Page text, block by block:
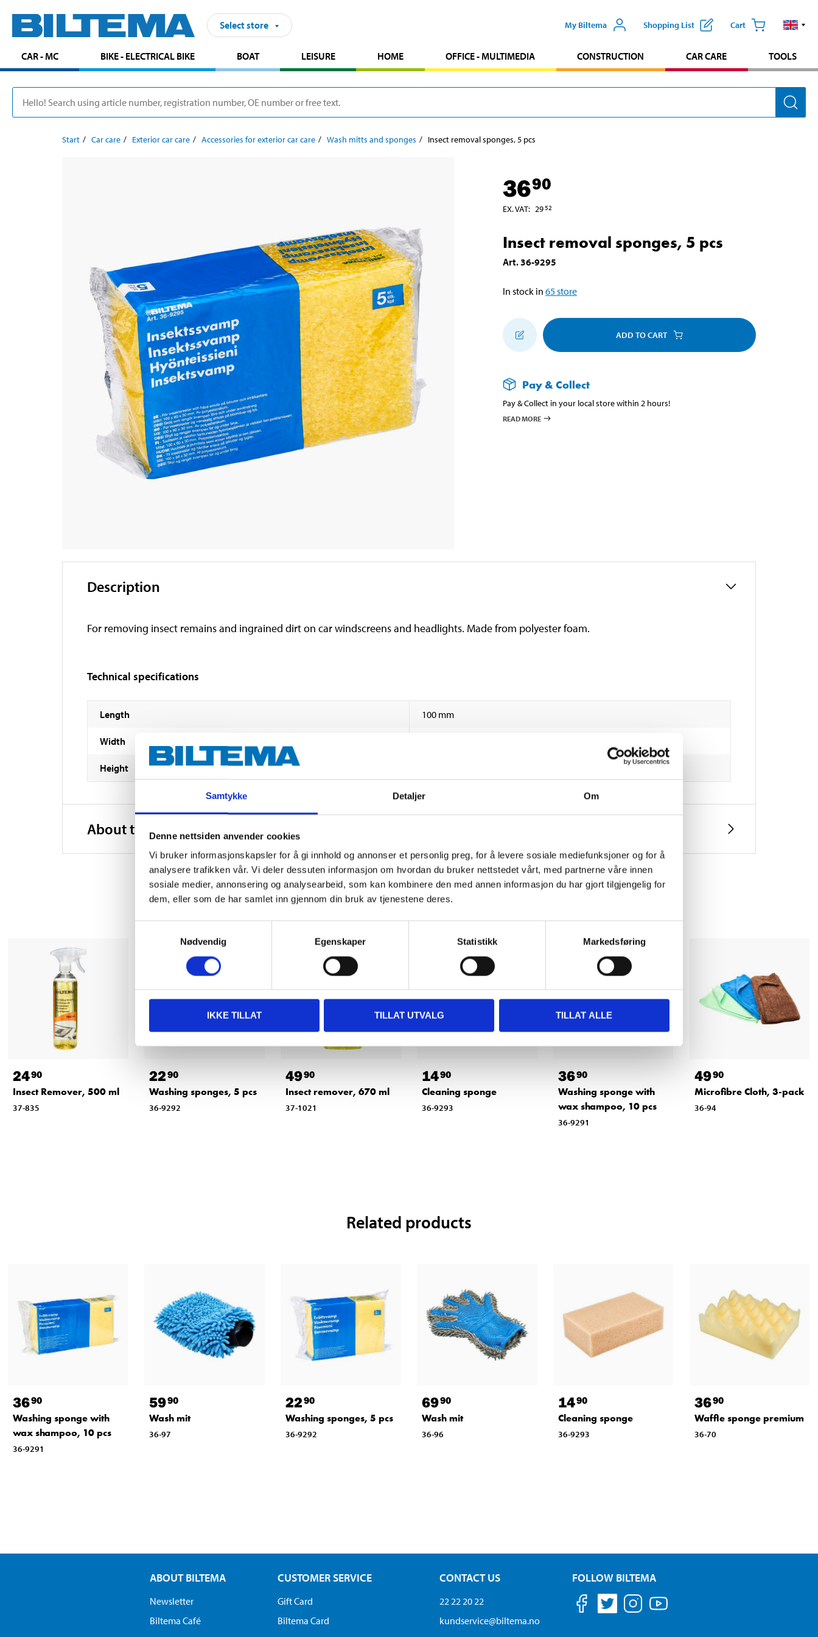
Samtykke Detaljer Om
Denne nettsiden anvender cookies
Vi bruker informasjonskapsler for å gi innhold og annonser et personlig preg, for å levere sosiale mediefunksjoner og for å
analysere trafikken vår. Vi deler dessuten informasjon om hvordan du bruker nettstedet vårt, med partnerne våre innen
sosiale medier, annonsering og analysearbeid, som kan kombinere den med annen informasjon du har gjort tilgjengelig for
dem, eller som de har samlet inn gjennom din bruk av tjenestene deres.
Nødvendig
Egenskaper Statistikk Markedsføring
IKKE TILLAT TILLAT UTVALG TILLAT ALLE
Select store My Biltema Shopping List Cart
CAR - MC BIKE - ELECTRICAL BIKE BOAT LEISURE HOME OFFICE - MULTIMEDIA CONSTRUCTION CAR CARE TOOLS
Start Car care Exterior car care Accessories for exterior car care Wash mitts and sponges Insect removal sponges, 5 pcs
3690
EX. VAT: 2952
Insect removal sponges, 5 pcs
Art.36-9295
In stock in 65store
ADD TO CART
Pay & Collect
Pay & Collect in your local store within 2 hours!
READ MORE
Description
For removing insect remains and ingrained dirt on car windscreens and headlights. Made from polyester foam.
Technical specifications
Length 100 mm
Width
Height
About the manufacturer
Other customers also bought
2490
Insect Remover, 500 ml
37-835
2290
Washing sponges, 5 pcs
36-9292
4990
Insect remover, 670 ml
37-1021
1490
Cleaning sponge
36-9293
3690
Washing sponge with
wax shampoo, 10 pcs
36-9291
4990
Microfibre Cloth, 3-pack
36-94
Related products
3690
Washing sponge with
wax shampoo, 10 pcs
36-9291
5990
Wash mit
36-97
2290
Washing sponges, 5 pcs
36-9292
6990
Wash mit
36-96
1490
Cleaning sponge
36-9293
3690
Waffle sponge premium
36-70
ABOUT BILTEMA
Newsletter
Biltema Café
CUSTOMER SERVICE
Gift Card
Biltema Card
CONTACT US
22 22 20 22
kundservice@biltema.no
FOLLOW BILTEMA